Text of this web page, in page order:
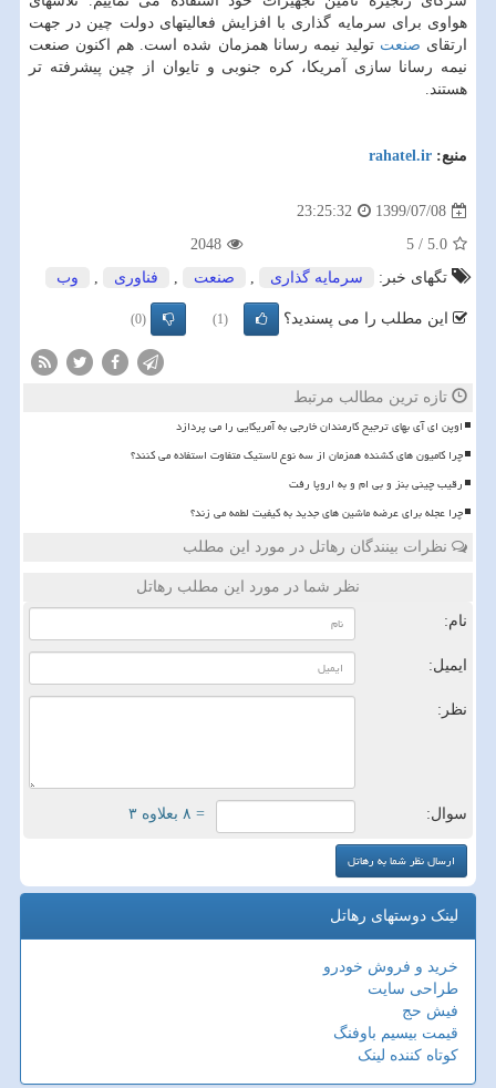
هواوی برای سرمایه گذاری با افزایش فعالیتهای دولت چین در جهت
ارتقای صنعت تولید نیمه رسانا همزمان شده است. هم اکنون صنعت
نیمه رسانا سازی آمریکا، کره جنوبی و تایوان از چین پیشرفته تر
هستند.
منبع: rahatel.ir
1399/07/08
23:25:32
5.0
/
5
2048
تگهای خبر:
سرمایه گذاری , صنعت , فناوری , وب
این مطلب را می پسندید؟ (1)
(0)
تازه ترین مطالب مرتبط
اوپن ای آی بهای ترجیح کارمندان خارجی به آمریکایی را می پردازد
چرا کامیون های کشنده همزمان از سه نوع لاستیک متفاوت استفاده می کنند؟
رقیب چینی بنز و بی ام و به اروپا رفت
چرا عجله برای عرضه ماشین های جدید به کیفیت لطمه می زند؟
نظرات بینندگان رهاتل در مورد این مطلب
نظر شما در مورد این مطلب رهاتل
نام:
ایمیل:
نظر:
سوال: = ۸ بعلاوه ۳
لینک دوستهای رهاتل
خرید و فروش خودرو
طراحی سایت
فیش حج
قیمت بیسیم باوفنگ
کوتاه کننده لینک